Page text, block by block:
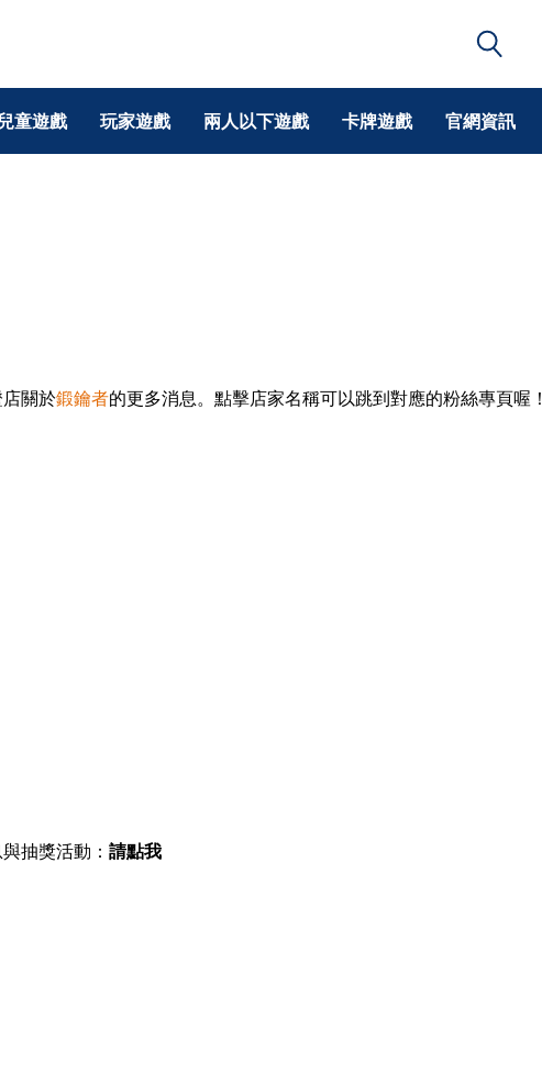
兒童遊戲 玩家遊戲 兩人以下遊戲 卡牌遊戲 官網資訊
關於鍛鑰者的更多消息。點擊店家名稱可以跳到對應的粉絲專頁喔！
抽獎活動：請點我